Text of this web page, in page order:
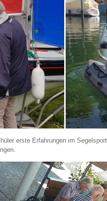
erste Erfahrungen im